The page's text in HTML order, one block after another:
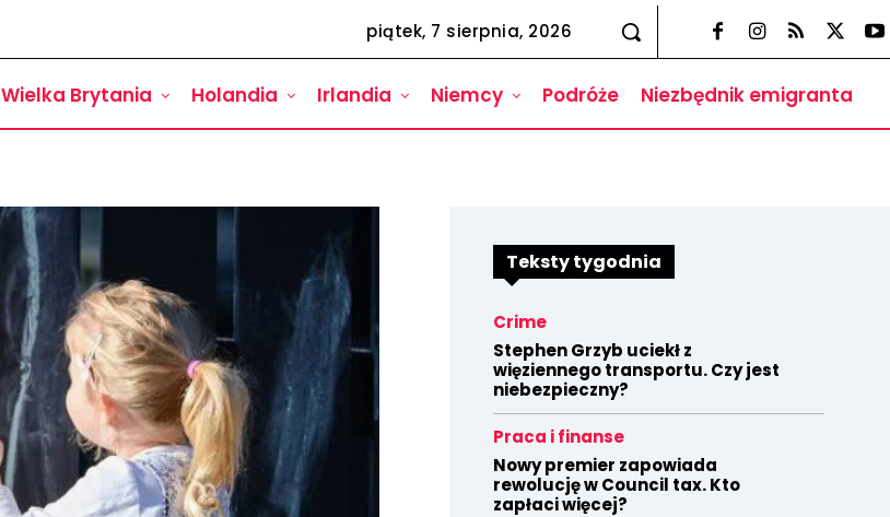
piątek, 7 sierpnia, 2026
Wielka Brytania Holandia Irlandia Niemcy Podróże Niezbędnik emigranta
Teksty tygodnia
Crime
Stephen Grzyb uciekł z
więziennego transportu. Czy jest
niebezpieczny?
Praca i finanse
Nowy premier zapowiada
rewolucję w Council tax. Kto
zapłaci więcej?